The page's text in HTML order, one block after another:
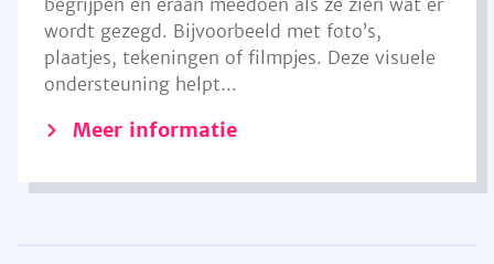
begrijpen en eraan meedoen als ze zien wat er
wordt gezegd. Bijvoorbeeld met foto’s,
plaatjes, tekeningen of filmpjes. Deze visuele
ondersteuning helpt...
Meer informatie